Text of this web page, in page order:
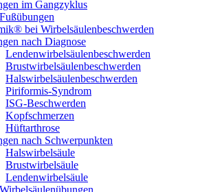
im Gangzyklus
bei Wirbelsäulen­beschwerden
nach Diagnose
Lendenwirbel­säulen­beschwerden
Brustwirbel­säulen­beschwerden
Halswirbel­säulen­beschwerden
Piriformis-Syndrom
ISG-Beschwerden
Kopfschmerzen
Hüftarthrose
nach Schwerpunkten
Halswirbelsäule
Brustwirbelsäule
Lendenwirbelsäule